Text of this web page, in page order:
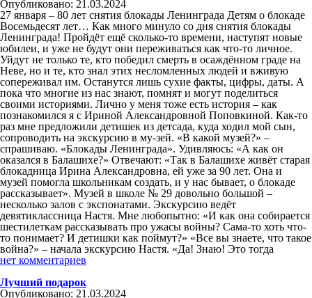
Опубликовано: 21.03.2024
27 января – 80 лет снятия блокады Ленинграда Детям о блокаде
Восемьдесят лет… Как много минуло со дня снятия блокады
Ленинграда! Пройдёт ещё сколько-то времени, наступят новые
юбилеи, и уже не будут они переживаться как что-то личное.
Уйдут не только те, кто победил смерть в осаждённом граде на
Неве, но и те, кто знал этих несломленных людей и вживую
сопереживал им. Останутся лишь сухие факты, цифры, даты. А
пока что многие из нас знают, помнят и могут поделиться
своими историями. Лично у меня тоже есть история – как
познакомился я с Ириной Александровной Поповкиной. Как-то
раз мне предложили детишек из детсада, куда ходил мой сын,
сопроводить на экскурсию в му-зей. «В какой музей?» –
спрашиваю. «Блокады Ленинграда». Удивляюсь: «А как он
оказался в Балашихе?» Отвечают: «Так в Балашихе живёт старая
блокадница Ирина Александровна, ей уже за 90 лет. Она и
музей помогла школьникам создать, и у нас бывает, о блокаде
рассказывает». Музей в школе № 29 довольно большой –
несколько залов с экспонатами. Экскурсию ведёт
девятиклассница Настя. Мне любопытно: «И как она собирается
шестилеткам рассказывать про ужасы войны? Сама-то хоть что-
то понимает? И детишки как поймут?» «Все вы знаете, что такое
война?» – начала экскурсию Настя. «Да! Знаю! Это тогда
нет комментариев
Лучший подарок
Опубликовано: 21.03.2024